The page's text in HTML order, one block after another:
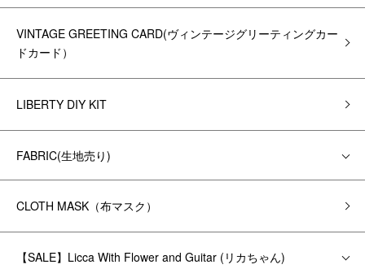
VINTAGE GREETING CARD(ヴィンテージグリーティングカー
ドカード）
LIBERTY DIY KIT
FABRIC(生地売り)
CLOTH MASK（布マスク）
【SALE】Licca With Flower and Guitar (リカちゃん)